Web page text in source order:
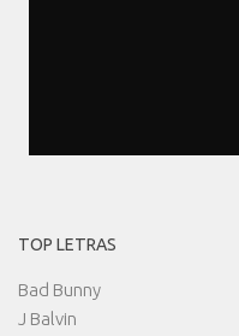
TOP LETRAS
Bad Bunny
J Balvin